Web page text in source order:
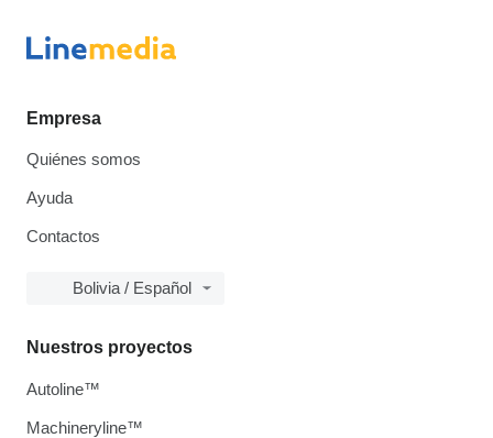
Empresa
Quiénes somos
Ayuda
Contactos
Bolivia / Español
Nuestros proyectos
Autoline™
Machineryline™